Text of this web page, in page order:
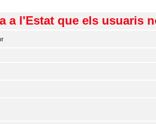
a l'Estat que els usuaris